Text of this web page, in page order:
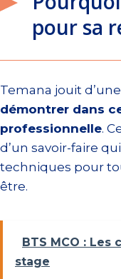
pour sa
Temana jouit
démontrer dans
professionnelle.
d’un savoir-faire
techniques pour
être.
BTS MCO :
stage